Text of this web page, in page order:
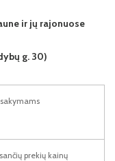
ir jų rajonuose
g. 30)
prekių kainų